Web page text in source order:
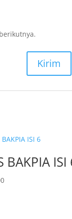
BAKPIA ISI